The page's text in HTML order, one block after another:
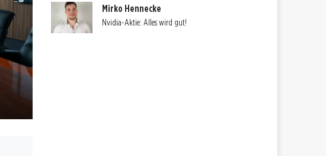
Mirko Hennecke
Nvidia-Aktie: Alles wird gut!